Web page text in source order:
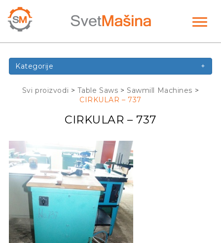
Kategorije +
Svi proizvodi > Table Saws > Sawmill Machines >
CIRKULAR – 737
CIRKULAR – 737